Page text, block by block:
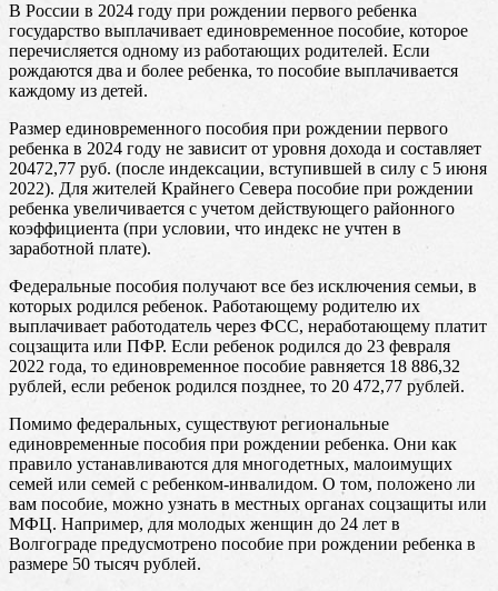
В России в 2024 году при рождении первого ребенка
государство выплачивает единовременное пособие, которое
перечисляется одному из работающих родителей. Если
рождаются два и более ребенка, то пособие выплачивается
каждому из детей.
Размер единовременного пособия при рождении первого
ребенка в 2024 году не зависит от уровня дохода и составляет
20472,77 руб. (после индексации, вступившей в силу с 5 июня
2022). Для жителей Крайнего Севера пособие при рождении
ребенка увеличивается с учетом действующего районного
коэффициента (при условии, что индекс не учтен в
заработной плате).
Федеральные пособия получают все без исключения семьи, в
которых родился ребенок. Работающему родителю их
выплачивает работодатель через ФСС, неработающему платит
соцзащита или ПФР. Если ребенок родился до 23 февраля
2022 года, то единовременное пособие равняется 18 886,32
рублей, если ребенок родился позднее, то 20 472,77 рублей.
Помимо федеральных, существуют региональные
единовременные пособия при рождении ребенка. Они как
правило устанавливаются для многодетных, малоимущих
семей или семей с ребенком-инвалидом. О том, положено ли
вам пособие, можно узнать в местных органах соцзащиты или
МФЦ. Например, для молодых женщин до 24 лет в
Волгограде предусмотрено пособие при рождении ребенка в
размере 50 тысяч рублей.